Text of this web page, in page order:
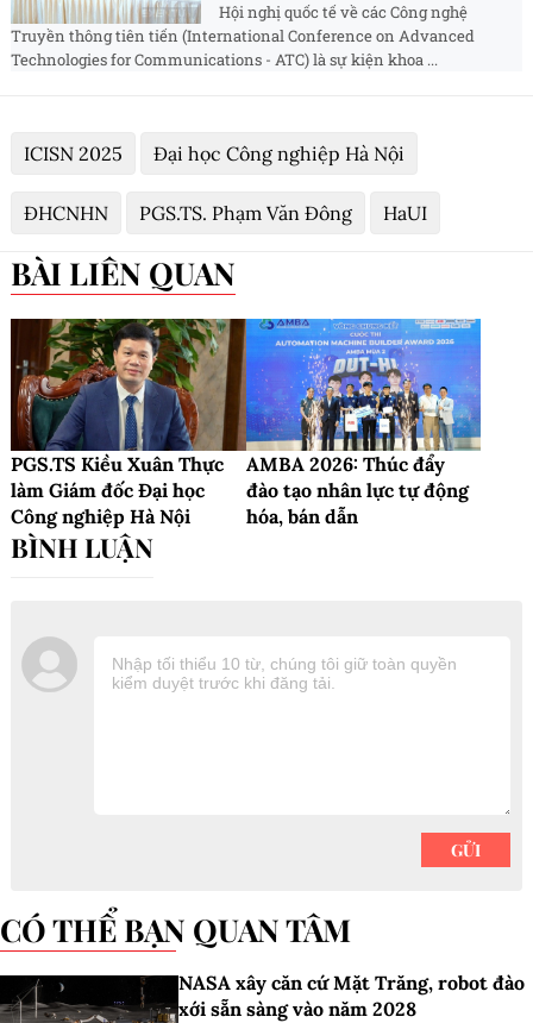
Hội nghị quốc tế về các Công nghệ
Truyền thông tiên tiến (International Conference on Advanced
Technologies for Communications - ATC) là sự kiện khoa ...
ICISN 2025 Đại học Công nghiệp Hà Nội
ĐHCNHN PGS.TS. Phạm Văn Đông HaUI
BÀI LIÊN QUAN
PGS.TS Kiều Xuân Thực
làm Giám đốc Đại học
Công nghiệp Hà Nội
AMBA 2026: Thúc đẩy
đào tạo nhân lực tự động
hóa, bán dẫn
CÓ THỂ BẠN QUAN TÂM
NASA xây căn cứ Mặt Trăng, robot đào
xới sẵn sàng vào năm 2028